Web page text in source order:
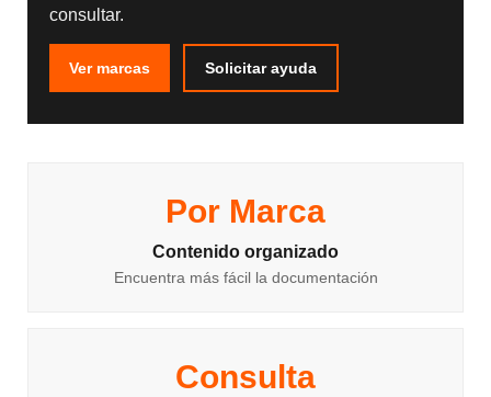
consultar.
Ver marcas Solicitar ayuda
Por Marca
Contenido organizado
Encuentra más fácil la documentación
Consulta